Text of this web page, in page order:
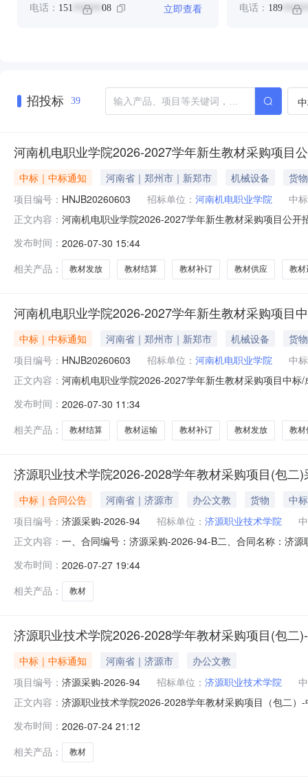
电话： 151 ****** 08 立即查看 电话： 189
招投标 39
河南机电职业学院2026-2027学年新生教材采购项目
中标｜中标通知 河南省｜郑州市｜新郑市 机械设备
货物
项目编号： HNJB20260603 招标单位： 河南机电职业学院
中
正文内容： 河南机电职业学院2026-2027学年新生教材采购项目公
容：2026-2027学年新生秋季、春季学期教材供应、运
发布时间： 2026-07-30 15:44
相关产品：
教材发放 教材结算 教材补订 教材供应 教材
河南机电职业学院2026-2027学年新生教材采购项目
中标｜中标通知 河南省｜郑州市｜新郑市 机械设备
货物
项目编号： HNJB20260603 招标单位： 河南机电职业学院
中
正文内容： 河南机电职业学院2026-2027学年新生教材采购项目中
月24日二、采购项目用途、数量、简要技术要求、合同
发布时间： 2026-07-30 11:34
相关产品：
教材结算 教材运输 教材补订 教材发放 教材
济源职业技术学院2026-2028学年教材采购项目(包二
中标｜合同公告 河南省｜济源市 办公文教 货物
中
项目编号： 济源采购-2026-94 招标单位： 济源职业技术学院
正文内容： 一、合同编号：济源采购-2026-94-B二、合同名称：济
南蓝色畅想教育科技有限公司企业规模：小型地址：河
发布时间： 2026-07-27 19:44
相关产品：
教材
济源职业技术学院2026-2028学年教材采购项目(包二
中标｜中标通知 河南省｜济源市
办公文教
项目编号： 济源采购-2026-94 招标单位： 济源职业技术学院
正文内容： 济源职业技术学院2026-2028学年教材采购项目（包二
包二：机电工程学院、汽车工程学院、建筑工程学院、
发布时间： 2026-07-24 21:12
相关产品：
教材